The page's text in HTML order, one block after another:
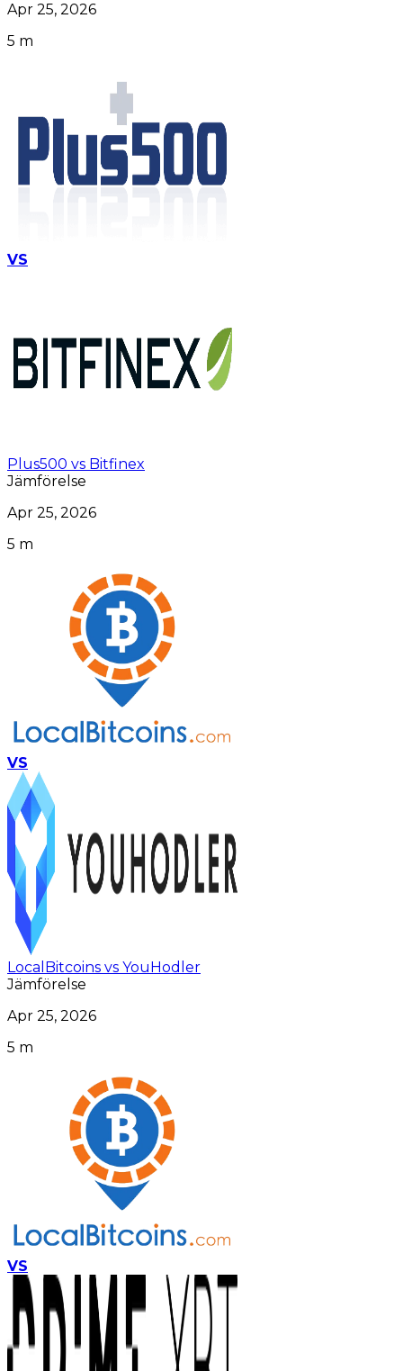
Apr 25, 2026
5 m
VS
Plus500 vs Bitfinex
Jämförelse
Apr 25, 2026
5 m
VS
LocalBitcoins vs YouHodler
Jämförelse
Apr 25, 2026
5 m
VS